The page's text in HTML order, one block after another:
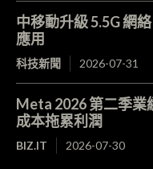
中移動升級 5.5G 網
應用
科技新聞 2026-07-31
Meta 2026 第二季
成本拖累利潤
BIZ.IT 2026-07-30